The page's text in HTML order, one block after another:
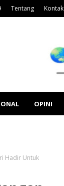
Tentang Kontak
OPINI
Hadir Untuk